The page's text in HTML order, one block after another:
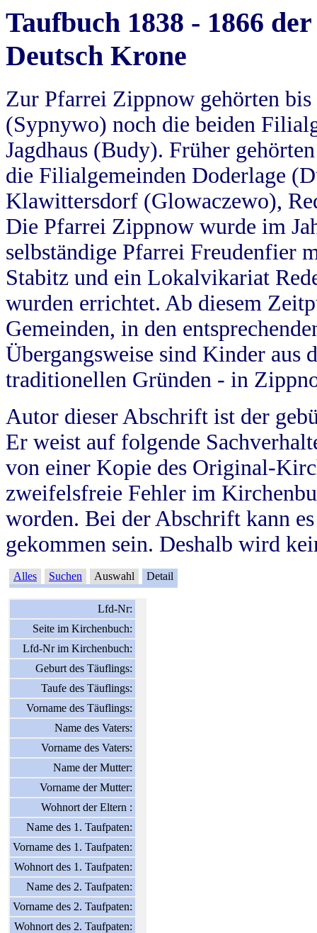
Taufbuch 1838 - 1866
Deutsch Krone
Zur Pfarrei Zippnow gehörten
(Sypnywo) noch die beiden
Jagdhaus (Budy). Früher
die Filialgemeinden Doderlage
Klawittersdorf (Glowaczewo),
Die Pfarrei Zippnow wurde im
selbständige Pfarrei Freudenfier
Stabitz und ein Lokalvikariat
wurden errichtet. Ab diesem
Gemeinden, in den
Übergangsweise sind Kinder aus
traditionellen Gründen - in
Autor dieser Abschrift ist der
Er weist auf folgende
von einer Kopie des Original-
zweifelsfreie Fehler im
worden. Bei der Abschrift kann
gekommen sein. Deshalb wird
Alles Suchen Auswahl Detail
Lfd-Nr:
Seite im Kirchenbuch:
Lfd-Nr im Kirchenbuch:
Geburt des Täuflings:
Taufe des Täuflings:
Vorname des Täuflings:
Name des Vaters:
Vorname des Vaters:
Name der Mutter:
Vorname der Mutter:
Wohnort der Eltern :
Name des 1. Taufpaten:
Vorname des 1. Taufpaten:
Wohnort des 1. Taufpaten:
Name des 2. Taufpaten:
Vorname des 2. Taufpaten:
Wohnort des 2. Taufpaten: